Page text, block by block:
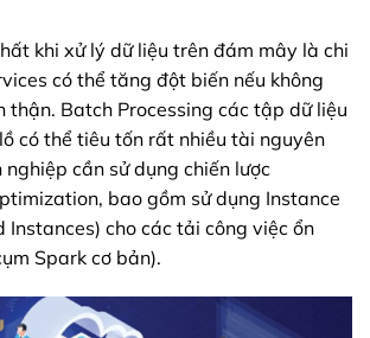
khi xử lý dữ liệu trên đám mây là chi
có thể tăng đột biến nếu không
thận. Batch Processing các tập dữ liệu
có thể tiêu tốn rất nhiều tài nguyên
cần sử dụng chiến lược
bao gồm sử dụng Instance
Instances) cho các tải công việc ổn
Spark cơ bản).